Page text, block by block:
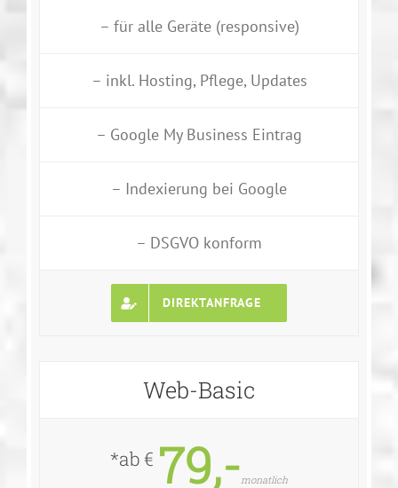
– für alle Geräte (responsive)
– inkl. Hosting, Pflege, Updates
– Google My Business Eintrag
– Indexierung bei Google
– DSGVO konform
DIREKTANFRAGE
Web-Basic
*ab € 79,-monatlich